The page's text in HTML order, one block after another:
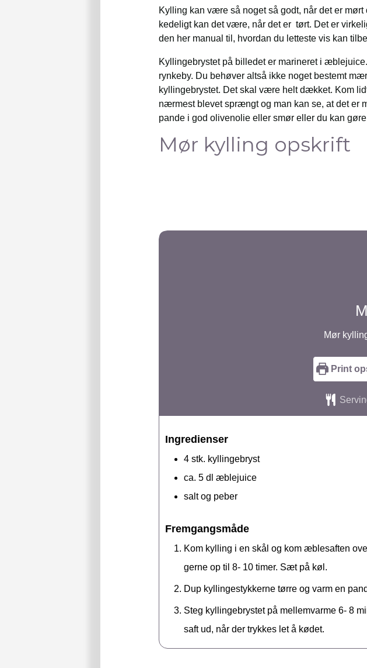
Kylling kan være så noget så godt, når det er
kedeligt kan det være, når det er tørt. Det er
den her manual til, hvordan du letteste vis kan
Kyllingebrystet på billedet er marineret i
rynkeby. Du behøver altså ikke noget bestemt
kyllingebrystet. Det skal være helt dækket. Kom
nærmest blevet sprængt og man kan se, at det er
pande i god olivenolie eller smør eller du kan
Mør kylling opskrift
Mør
Print
Ingredienser
4 stk. kyllingebryst
ca. 5 dl æblejuice
salt og peber
Fremgangsmåde
Kom kylling i en skål og kom æblesaften
gerne op til 8- 10 timer. Sæt på køl.
Dup kyllingestykkerne tørre og varm en
Steg kyllingebrystet på mellemvarme 6- 8
saft ud, når der trykkes let å kødet.